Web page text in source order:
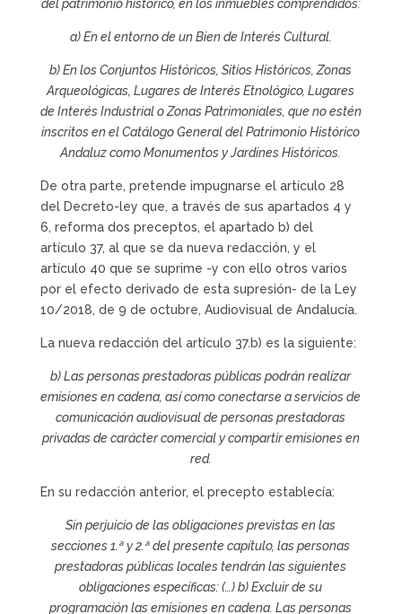
del patrimonio histórico, en los inmuebles comprendidos:
a) En el entorno de un Bien de Interés Cultural.
b) En los Conjuntos Históricos, Sitios Históricos, Zonas
Arqueológicas, Lugares de Interés Etnológico, Lugares
de Interés Industrial o Zonas Patrimoniales, que no estén
inscritos en el Catálogo General del Patrimonio Histórico
Andaluz como Monumentos y Jardines Históricos.
De otra parte, pretende impugnarse el artículo 28
del Decreto-ley que, a través de sus apartados 4 y
6, reforma dos preceptos, el apartado b) del
artículo 37, al que se da nueva redacción, y el
artículo 40 que se suprime -y con ello otros varios
por el efecto derivado de esta supresión- de la Ley
10/2018, de 9 de octubre, Audiovisual de Andalucía.
La nueva redacción del artículo 37.b) es la siguiente:
b) Las personas prestadoras públicas podrán realizar
emisiones en cadena, así como conectarse a servicios de
comunicación audiovisual de personas prestadoras
privadas de carácter comercial y compartir emisiones en
red.
En su redacción anterior, el precepto establecía:
Sin perjuicio de las obligaciones previstas en las
secciones 1.ª y 2.ª del presente capítulo, las personas
prestadoras públicas locales tendrán las siguientes
obligaciones específicas: (…) b) Excluir de su
programación las emisiones en cadena. Las personas